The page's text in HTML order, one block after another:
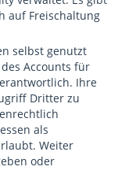
auf Freischaltung
selbst genutzt
Accounts für
Ihre
Dritter zu
als
Weiter
oder